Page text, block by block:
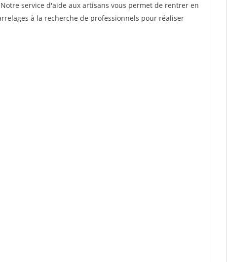
service d'aide aux artisans vous permet de rentrer en
à la recherche de professionnels pour réaliser